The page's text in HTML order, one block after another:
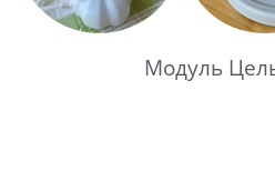
Модуль